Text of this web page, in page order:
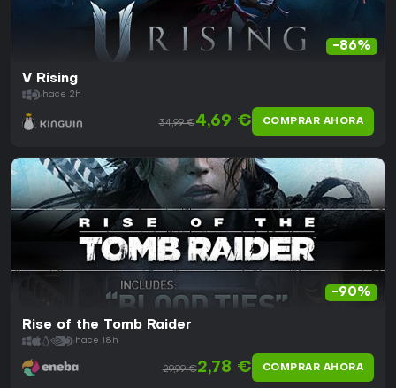
-86%
V Rising
hace 2h
34,99 €4,69 € COMPRAR AHORA
-90%
Rise of the Tomb Raider
hace 18h
29,99 €2,78 € COMPRAR AHORA